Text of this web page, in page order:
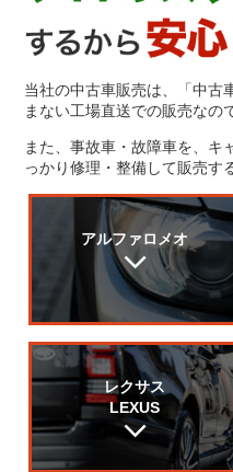
当社の中古車販売は、「中古
まない工場直送での販売なの
また、事故車・故障車を、キ
っかり修理・整備して販売す
アルファロメオ
レクサス
LEXUS